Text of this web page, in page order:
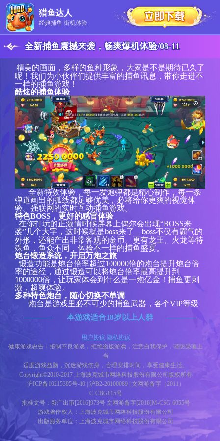
猎鱼达人
经典捕鱼 街机体验
全新捕鱼震撼来袭，畅爽爆机体验/08-11
精美的画面， 多样的鱼种形象，大家是不是期待已久 了
呢！ 我们为小伙伴们提供丰富的捕鱼讯息，带你走进不
一样的捕鱼游戏！
酷炫的捕鱼体验
全新特效体验，每一发炮弹都是精心制作，每一条
弹道画出的弧线都足够优美，必将给你更爽的视觉体
验。 强联网的实时互动捕鱼游戏。
特色BOSS，更好的感官体验
在你打玩的正激情时候屏幕上偶尔会出现“BOSS来
袭”几个大字，这时候就是boss来了， boss不仅有霸气的
外形，还能产出非常客观的金币。更有龙王、火龙等特
殊鱼，鱼众不同，体验不一样的捕鱼盛宴。
炮台锻造系统，开启万炮之旅
锻造功能是炮台倍率超过100000倍的炮台提升炮台倍
率的途径，通过锻造可以将炮台倍率最高提升到
1000000倍，让玩家体会到什么是一炮亿金！捕鱼更刺
激，超爽体验。
多种特色炮台，随心切换不单调
炮台是游戏里必不可少的捕鱼武器，各个VIP等级
可以获得不同的强力炮台，威力强劲，嗨翻全场
游戏就要分享，和好友一起来爆机！ 捕鱼的路
本游戏适合18岁以上人群
用户协议 隐私协议
健康游戏忠告：抵制不良游戏，拒绝盗版游戏，注意自我保护，谨防受骗上
当
适度游戏益脑，沉迷游戏伤身，合理安排时间，享受健康生活。
Copyright©2010-2017 上海波克城市网络科技股份有限公司版权所有
沪ICP备10215395号-10 | 沪B2-20100089 | 文网游备字（2011）
C-CBG015号
批准文号：新广出审[2016]973号 文网游备字[2016]M-CSG 6055号
游戏著作权人：上海波克城市网络科技股份有限公司
出版服务单位：上海波克城市网络科技股份有限公司